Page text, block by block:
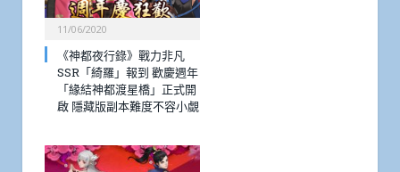
11/06/2020
《神都夜行錄》戰力非凡
SSR「綺羅」報到 歡慶週年
「緣結神都渡星橋」正式開
啟 隱藏版副本難度不容小覷